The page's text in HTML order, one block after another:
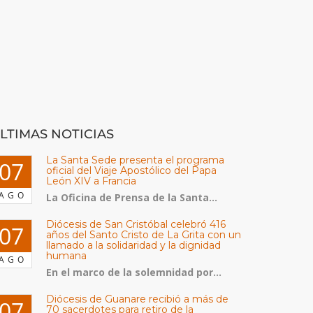
NOTICIAS
La Santa Sede presenta el programa
oficial del Viaje Apostólico del Papa
León XIV a Francia
La Oficina de Prensa de la Santa...
Diócesis de San Cristóbal celebró 416
años del Santo Cristo de La Grita con un
llamado a la solidaridad y la dignidad
humana
En el marco de la solemnidad por...
Diócesis de Guanare recibió a más de
70 sacerdotes para retiro de la